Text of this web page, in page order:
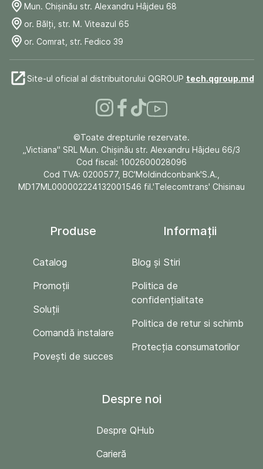
Mun. Chişinău str. Alexandru Hâjdeu 68
or. Bălți, str. M. Viteazul 65
or. Comrat, str. Fedico 39
Site-ul oficial al distribuitorului QGROUP tech.qgroup.md
©Toate drepturile rezervate.
„Victiana" SRL Mun. Chişinău str. Alexandru Hâjdeu 66/3
Cod fiscal: 1002600028096
Cod TVA: 0200577, BC'Moldindconbank'S.A.,
MD17ML000002224132001546 fil.'Telecomtrans' Chisinau
Produse
Catalog
Promoții
Soluții
Comandă instalare
Povești de succes
Informații
Blog și Stiri
Politica de
confidențialitate
Politica de retur si schimb
Protecția consumatorilor
Despre noi
Despre QHub
Carieră